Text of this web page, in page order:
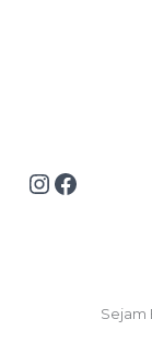
Sejam